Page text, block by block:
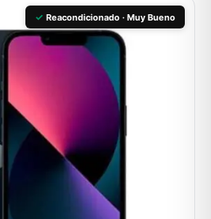
✓ Reacondicionado · Muy Bueno